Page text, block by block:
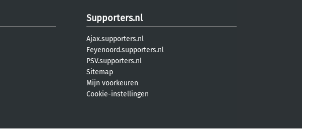
Supporters.nl
Ajax.supporters.nl
Feyenoord.supporters.nl
PSV.supporters.nl
Sitemap
Mijn voorkeuren
Cookie-instellingen